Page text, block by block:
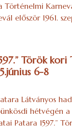
Történelmi
először 1961.
Török
6-8
Látványos
hétvégén
Patara 1597.”